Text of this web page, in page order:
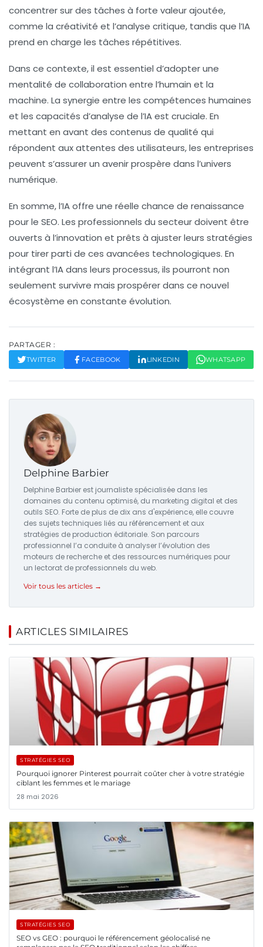
concentrer sur des tâches à forte valeur ajoutée,
comme la créativité et l’analyse critique, tandis que l’IA
prend en charge les tâches répétitives.
Dans ce contexte, il est essentiel d’adopter une
mentalité de collaboration entre l’humain et la
machine. La synergie entre les compétences humaines
et les capacités d’analyse de l’IA est cruciale. En
mettant en avant des contenus de qualité qui
répondent aux attentes des utilisateurs, les entreprises
peuvent s’assurer un avenir prospère dans l’univers
numérique.
En somme, l’IA offre une réelle chance de renaissance
pour le SEO. Les professionnels du secteur doivent être
ouverts à l’innovation et prêts à ajuster leurs stratégies
pour tirer parti de ces avancées technologiques. En
intégrant l’IA dans leurs processus, ils pourront non
seulement survivre mais prospérer dans ce nouvel
écosystème en constante évolution.
PARTAGER :
TWITTER FACEBOOK LINKEDIN WHATSAPP
Delphine Barbier
Delphine Barbier est journaliste spécialisée dans les
domaines du contenu optimisé, du marketing digital et des
outils SEO. Forte de plus de dix ans d'expérience, elle couvre
des sujets techniques liés au référencement et aux
stratégies de production éditoriale. Son parcours
professionnel l’a conduite à analyser l’évolution des
moteurs de recherche et des ressources numériques pour
un lectorat de professionnels du web.
Voir tous les articles →
ARTICLES SIMILAIRES
STRATÉGIES SEO
Pourquoi ignorer Pinterest pourrait coûter cher à votre stratégie
ciblant les femmes et le mariage
28 mai 2026
STRATÉGIES SEO
SEO vs GEO : pourquoi le référencement géolocalisé ne